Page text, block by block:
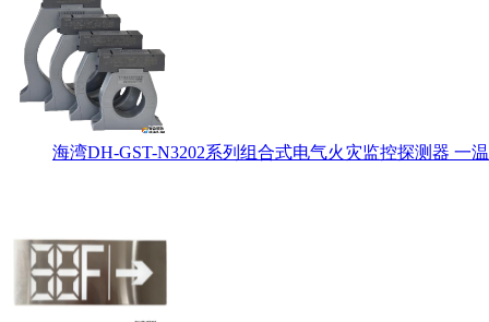
海湾DH-GST-N3202系列组合式电气火灾监控探测器 一温